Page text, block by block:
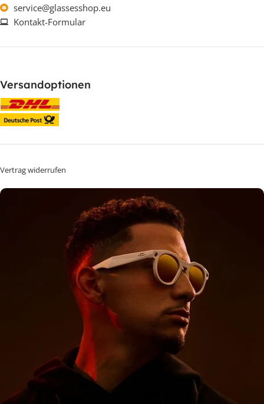
service@glassesshop.eu
Kontakt-Formular
Versandoptionen
Vertrag widerrufen